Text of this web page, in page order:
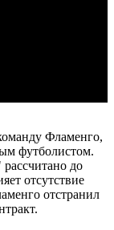
Фламенго,
футболистом.
до
отсутствие
отстранил